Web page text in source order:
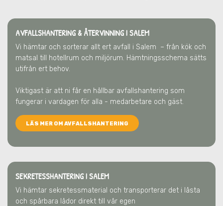
AVFALLSHANTERING & ÅTERVINNINGI SALEM
Vi hämtar och sorterar allt ert avfall i Salem – från kök och
matsal till hotellrum och miljörum. Hämtningsschema sätts
utifrån ert behov.
Viktigast är att ni får en hållbar avfallshantering som
fungerar i vardagen för alla - medarbetare och gäst.
LÄS MER OM AVFALLSHANTERING
SEKRETESSHANTERING I SALEM
Vi hämtar sekretessmaterial och transporterar det i låsta
och spårbara lådor direkt till vår egen